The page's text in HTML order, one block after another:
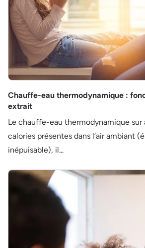
Chauffe-eau thermodynamique :
extrait
Le chauffe-eau thermodynamique
calories présentes dans l’air ambiant
inépuisable), il...